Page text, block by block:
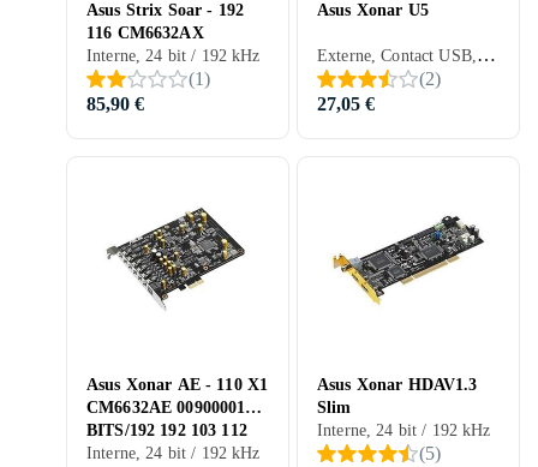
Asus Strix Soar - 192
116 CM6632AX
Interne, 24 bit / 192 kHz
(1)
85,90 €
Asus Xonar U5
Externe, Contact USB, 24 bit / 192 kHz
(2)
27,05 €
Asus Xonar AE - 110 X1
CM6632AE 00900001
BITS/192 192 103 112
Interne, 24 bit / 192 kHz
Asus Xonar HDAV1.3
Slim
Interne, 24 bit / 192 kHz
(5)